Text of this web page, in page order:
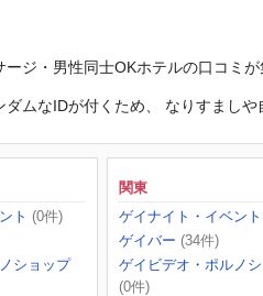
ジ・男性同士OKホテルの口コミ
ムなIDが付くため、 なりすまし
ト (0件)
ショップ
関東
ゲイナイト・イベント
ゲイバー (34件)
ゲイビデオ・ポルノ
(0件)